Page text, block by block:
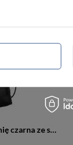
Torebka damska miejska na ramię czarna ze skóry ekologicznej - Rovicky R-073-02